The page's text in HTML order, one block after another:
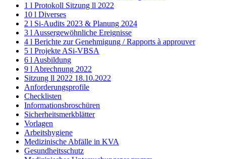
1 l Protokoll Sitzung ll 2022
10 l Diverses
2 l Si-Audits 2023 & Planung 2024
3 l Aussergewöhnliche Ereignisse
4 l Berichte zur Genehmigung / Rapports à approuver
5 l Projekte ASi-VBSA
6 l Ausbildung
9 l Abrechnung 2022
Sitzung ll 2022 18.10.2022
Anforderungsprofile
Checklisten
Informationsbroschüren
Sicherheitsmerkblätter
Vorlagen
Arbeitshygiene
Medizinische Abfälle in KVA
Gesundheitsschutz